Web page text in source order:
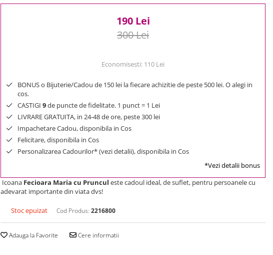
190 Lei
300 Lei
Economisesti: 110 Lei
BONUS o Bijuterie/Cadou de 150 lei la fiecare achizitie de peste 500 lei. O alegi in
cos.
CASTIGI 9de puncte de fidelitate. 1 punct = 1 Lei
LIVRARE GRATUITA, in 24-48 de ore, peste 300 lei
Impachetare Cadou, disponibila in Cos
Felicitare, disponibila in Cos
Personalizarea Cadourilor* (vezi detalii), disponibila in Cos
*Vezi detalii bonus
Icoana Fecioara Maria cu Pruncul este cadoul ideal, de suflet, pentru persoanele cu
adevarat importante din viata dvs!
Stoc epuizat Cod Produs: 2216800
Adauga la Favorite Cere informatii